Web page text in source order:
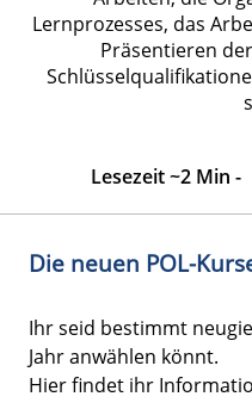
Lernprozesses, das
Präsentieren
Lesezeit ~2 Min -
Die neuen POL-
Ihr seid bestimmt
Jahr anwählen könnt.
Hier findet ihr